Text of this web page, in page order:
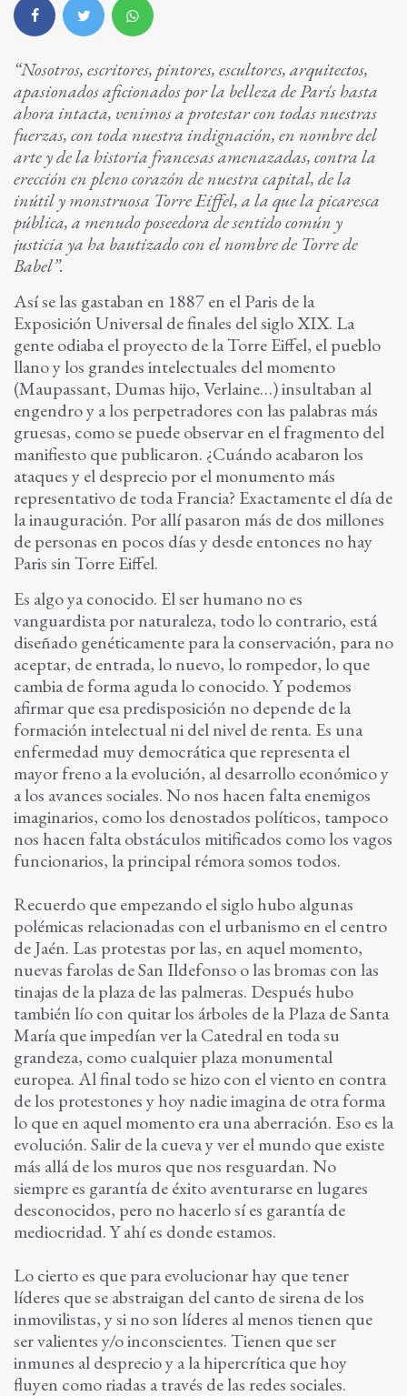
“Nosotros, escritores, pintores, escultores, arquitectos,
apasionados aficionados por la belleza de París hasta
ahora intacta, venimos a protestar con todas nuestras
fuerzas, con toda nuestra indignación, en nombre del
arte y de la historia francesas amenazadas, contra la
erección en pleno corazón de nuestra capital, de la
inútil y monstruosa Torre Eiffel, a la que la picaresca
pública, a menudo poseedora de sentido común y
justicia ya ha bautizado con el nombre de Torre de
Babel”.
Así se las gastaban en 1887 en el Paris de la
Exposición Universal de finales del siglo XIX. La
gente odiaba el proyecto de la Torre Eiffel, el pueblo
llano y los grandes intelectuales del momento
(Maupassant, Dumas hijo, Verlaine…) insultaban al
engendro y a los perpetradores con las palabras más
gruesas, como se puede observar en el fragmento del
manifiesto que publicaron. ¿Cuándo acabaron los
ataques y el desprecio por el monumento más
representativo de toda Francia? Exactamente el día de
la inauguración. Por allí pasaron más de dos millones
de personas en pocos días y desde entonces no hay
Paris sin Torre Eiffel.
Es algo ya conocido. El ser humano no es
vanguardista por naturaleza, todo lo contrario, está
diseñado genéticamente para la conservación, para no
aceptar, de entrada, lo nuevo, lo rompedor, lo que
cambia de forma aguda lo conocido. Y podemos
afirmar que esa predisposición no depende de la
formación intelectual ni del nivel de renta. Es una
enfermedad muy democrática que representa el
mayor freno a la evolución, al desarrollo económico y
a los avances sociales. No nos hacen falta enemigos
imaginarios, como los denostados políticos, tampoco
nos hacen falta obstáculos mitificados como los vagos
funcionarios, la principal rémora somos todos.
Recuerdo que empezando el siglo hubo algunas
polémicas relacionadas con el urbanismo en el centro
de Jaén. Las protestas por las, en aquel momento,
nuevas farolas de San Ildefonso o las bromas con las
tinajas de la plaza de las palmeras. Después hubo
también lío con quitar los árboles de la Plaza de Santa
María que impedían ver la Catedral en toda su
grandeza, como cualquier plaza monumental
europea. Al final todo se hizo con el viento en contra
de los protestones y hoy nadie imagina de otra forma
lo que en aquel momento era una aberración. Eso es la
evolución. Salir de la cueva y ver el mundo que existe
más allá de los muros que nos resguardan. No
siempre es garantía de éxito aventurarse en lugares
desconocidos, pero no hacerlo sí es garantía de
mediocridad. Y ahí es donde estamos.
Lo cierto es que para evolucionar hay que tener
líderes que se abstraigan del canto de sirena de los
inmovilistas, y si no son líderes al menos tienen que
ser valientes y/o inconscientes. Tienen que ser
inmunes al desprecio y a la hipercrítica que hoy
fluyen como riadas a través de las redes sociales.